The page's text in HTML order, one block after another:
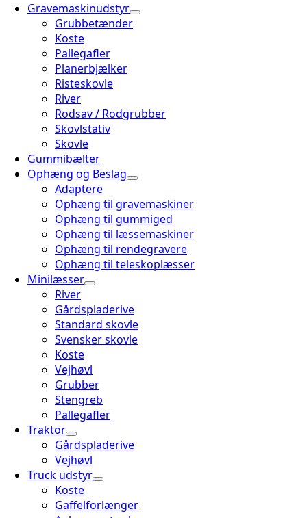
Gravemaskinudstyr
Grubbetænder
Koste
Pallegafler
Planerbjælker
Risteskovle
River
Rodsav / Rodgrubber
Skovlstativ
Skovle
Gummibælter
Ophæng og Beslag
Adaptere
Ophæng til gravemaskiner
Ophæng til gummiged
Ophæng til læssemaskiner
Ophæng til rendegravere
Ophæng til teleskoplæsser
Minilæsser
River
Gårdspladerive
Standard skovle
Svensker skovle
Koste
Vejhøvl
Grubber
Stengreb
Pallegafler
Traktor
Gårdspladerive
Vejhøvl
Truck udstyr
Koste
Gaffelforlænger